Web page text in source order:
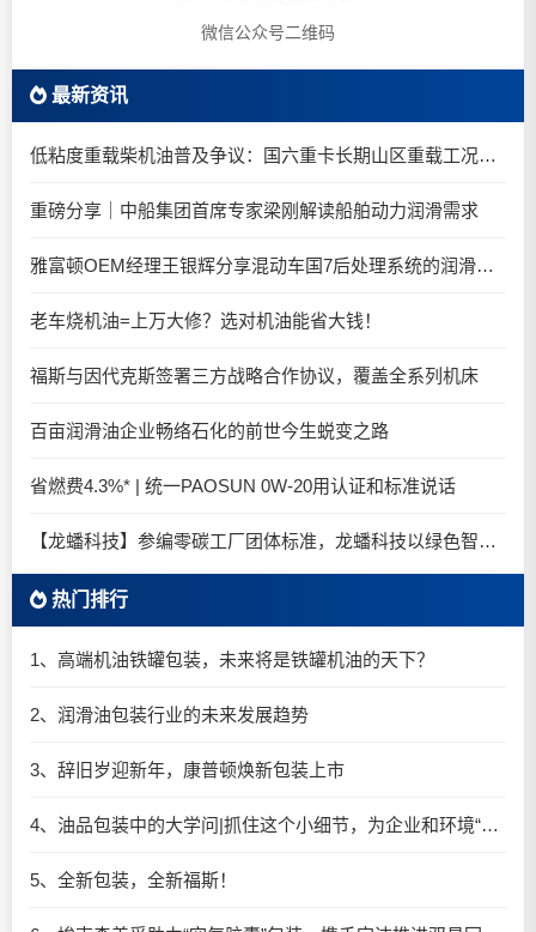
微信公众号二维码
最新资讯
低粘度重载柴机油普及争议：国六重卡长期山区重载工况是否适合0W-20柴油机油？
重磅分享｜中船集团首席专家梁刚解读船舶动力润滑需求
雅富顿OEM经理王银辉分享混动车国7后处理系统的润滑油要求
老车烧机油=上万大修？选对机油能省大钱！
福斯与因代克斯签署三方战略合作协议，覆盖全系列机床
百亩润滑油企业畅络石化的前世今生蜕变之路
省燃费4.3%* | 统一PAOSUN 0W-20用认证和标准说话
【龙蟠科技】参编零碳工厂团体标准，龙蟠科技以绿色智造锚定零碳未来
热门排行
1、高端机油铁罐包装，未来将是铁罐机油的天下？
2、润滑油包装行业的未来发展趋势
3、辞旧岁迎新年，康普顿焕新包装上市
4、油品包装中的大学问|抓住这个小细节，为企业和环境“减负”
5、全新包装，全新福斯！